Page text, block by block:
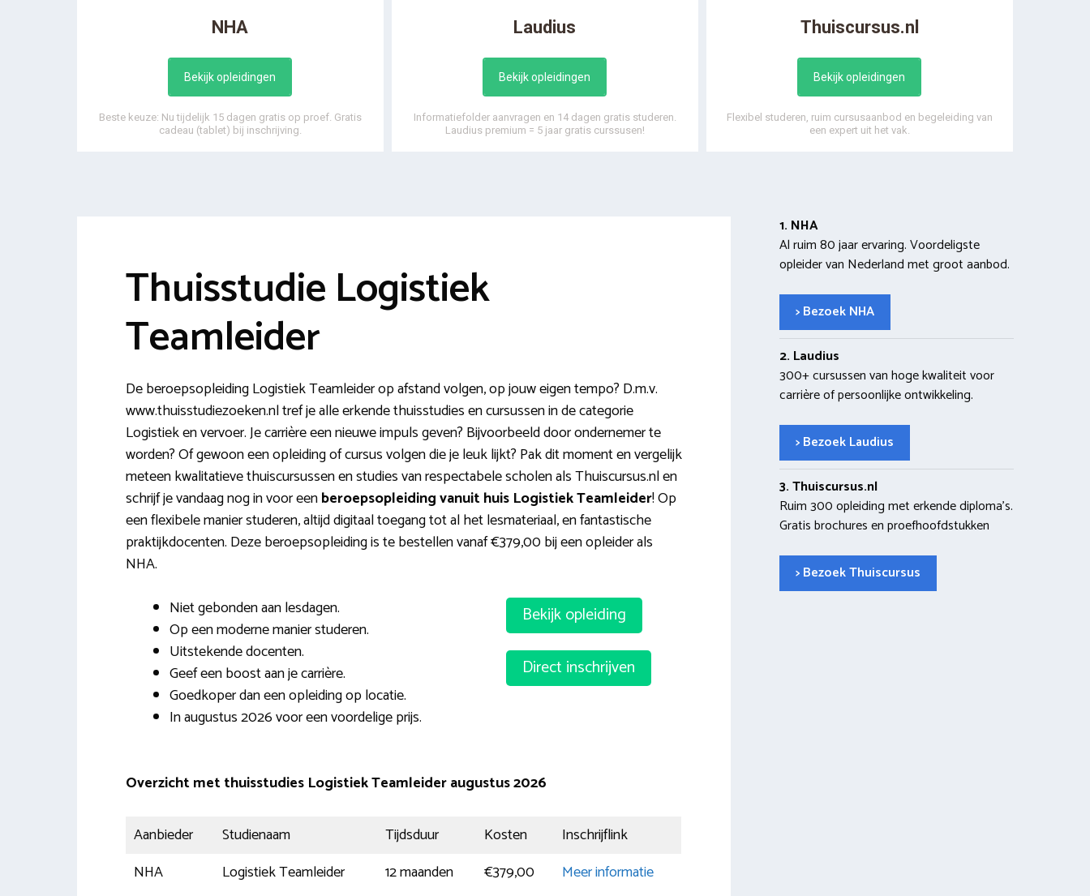
NHA
Bekijk opleidingen
Beste keuze: Nu tijdelijk 15 dagen gratis op proef. Gratis
cadeau (tablet) bij inschrijving.
Laudius
Bekijk opleidingen
Informatiefolder aanvragen en 14 dagen gratis studeren.
Laudius premium = 5 jaar gratis curssusen!
Thuiscursus.nl
Bekijk opleidingen
Flexibel studeren, ruim cursusaanbod en begeleiding van
een expert uit het vak.
Thuisstudie Logistiek
Teamleider
De beroepsopleiding Logistiek Teamleider op afstand volgen, op jouw eigen tempo? D.m.v.
www.thuisstudiezoeken.nl tref je alle erkende thuisstudies en cursussen in de categorie
Logistiek en vervoer. Je carrière een nieuwe impuls geven? Bijvoorbeeld door ondernemer te
worden? Of gewoon een opleiding of cursus volgen die je leuk lijkt? Pak dit moment en vergelijk
meteen kwalitatieve thuiscursussen en studies van respectabele scholen als Thuiscursus.nl en
schrijf je vandaag nog in voor eenberoepsopleiding vanuit huis Logistiek Teamleider! Op
een flexibele manier studeren, altijd digitaal toegang tot al het lesmateriaal, en fantastische
praktijkdocenten. Deze beroepsopleiding is te bestellen vanaf €379,00 bij een opleider als
NHA.
Niet gebonden aan lesdagen.
Op een moderne manier studeren.
Uitstekende docenten.
Geef een boost aan je carrière.
Goedkoper dan een opleiding op locatie.
In augustus 2026 voor een voordelige prijs.
Bekijk opleiding
Direct inschrijven
Overzicht met thuisstudies Logistiek Teamleider augustus 2026
Aanbieder Studienaam Tijdsduur Kosten
Inschrijflink
NHA
Logistiek Teamleider 12 maanden €379,00 Meer informatie
1. NHA
Al ruim 80 jaar ervaring. Voordeligste
opleider van Nederland met groot aanbod.
> Bezoek NHA
2. Laudius
300+ cursussen van hoge kwaliteit voor
carrière of persoonlijke ontwikkeling.
> Bezoek Laudius
3. Thuiscursus.nl
Ruim 300 opleiding met erkende diploma’s.
Gratis brochures en proefhoofdstukken
> Bezoek Thuiscursus